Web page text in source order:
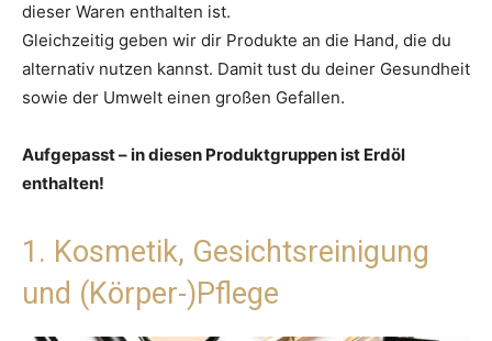
dieser Waren enthalten ist.
Gleichzeitig geben wir dir Produkte an die Hand, die du
alternativ nutzen kannst. Damit tust du deiner Gesundheit
sowie der Umwelt einen großen Gefallen.
Aufgepasst – in diesen Produktgruppen ist Erdöl
enthalten!
1. Kosmetik, Gesichtsreinigung
und (Körper-)Pflege